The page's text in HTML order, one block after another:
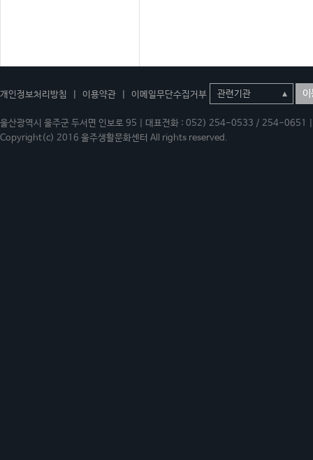
개인정보처리방침 이용약관 이메일무단수집거부 이
울산광역시 울주군 두서면 인보로 95 | 대표전화 : 052) 254-0533 / 254-
Copyright(c) 2016 울주생활문화센터 All rights reserved.